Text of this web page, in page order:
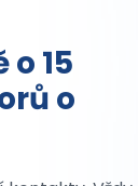
15
o